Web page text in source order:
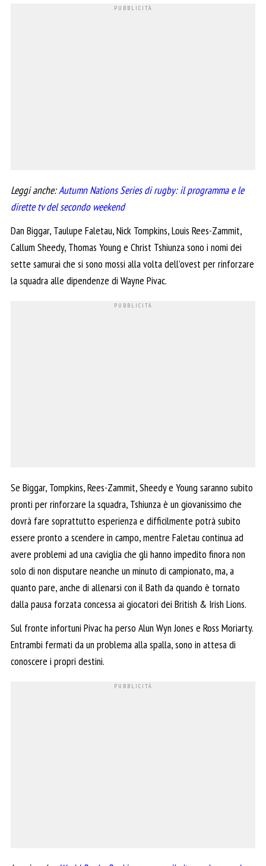
Leggi anche:Autumn Nations Series di rugby: il programma e le
dirette tv del secondo weekend
Dan Biggar, Taulupe Faletau, Nick Tompkins, Louis Rees-Zammit,
Callum Sheedy, Thomas Young e Christ Tshiunza sono i nomi dei
sette samurai che si sono mossi alla volta dell’ovest per rinforzare
la squadra alle dipendenze di Wayne Pivac.
Se Biggar, Tompkins, Rees-Zammit, Sheedy e Young saranno subito
pronti per rinforzare la squadra, Tshiunza è un giovanissimo che
dovrà fare soprattutto esperienza e difficilmente potrà subito
essere pronto a scendere in campo, mentre Faletau continua ad
avere problemi ad una caviglia che gli hanno impedito finora non
solo di non disputare neanche un minuto di campionato, ma, a
quanto pare, anche di allenarsi con il Bath da quando è tornato
dalla pausa forzata concessa ai giocatori dei British & Irish Lions.
Sul fronte infortuni Pivac ha perso Alun Wyn Jones e Ross Moriarty.
Entrambi fermati da un problema alla spalla, sono in attesa di
conoscere i propri destini.